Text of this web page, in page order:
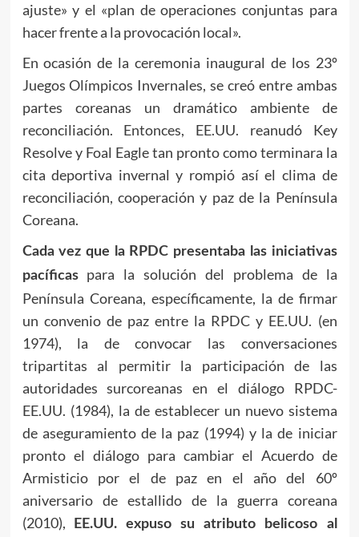
ajuste» y el «plan de operaciones conjuntas para
hacer frente a la provocación local».
En ocasión de la ceremonia inaugural de los 23º
Juegos Olímpicos Invernales, se creó entre ambas
partes coreanas un dramático ambiente de
reconciliación. Entonces, EE.UU. reanudó Key
Resolve y Foal Eagle tan pronto como terminara la
cita deportiva invernal y rompió así el clima de
reconciliación, cooperación y paz de la Península
Coreana.
Cada vez que la RPDC presentaba las iniciativas
pacíficaspara la solución del problema de la
Península Coreana, específicamente, la de firmar
un convenio de paz entre la RPDC y EE.UU. (en
1974), la de convocar las conversaciones
tripartitas al permitir la participación de las
autoridades surcoreanas en el diálogo RPDC-
EE.UU. (1984), la de establecer un nuevo sistema
de aseguramiento de la paz (1994) y la de iniciar
pronto el diálogo para cambiar el Acuerdo de
Armisticio por el de paz en el año del 60º
aniversario de estallido de la guerra coreana
(2010),
EE.UU. expuso su atributo belicoso al